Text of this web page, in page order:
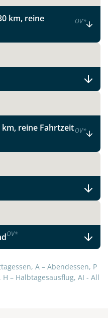
km, reine
OV*
km, reine FahrtzeitOV*
OV*
A – Abendessen, P
H – Halbtagesausflug, AI - All